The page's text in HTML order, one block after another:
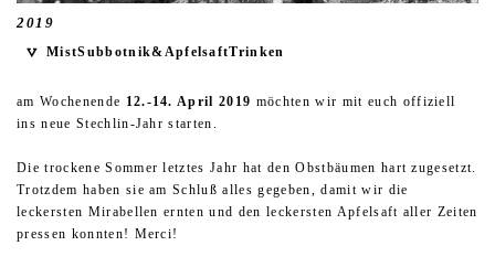
2019
MistSubbotnik&ApfelsaftTrinken
am Wochenende 12.-14. April 2019 möchten wir mit euch offiziell
ins neue Stechlin-Jahr starten.
Die trockene Sommer letztes Jahr hat den Obstbäumen hart zugesetzt.
Trotzdem haben sie am Schluß alles gegeben, damit wir die
leckersten Mirabellen ernten und den leckersten Apfelsaft aller Zeiten
pressen konnten! Merci!